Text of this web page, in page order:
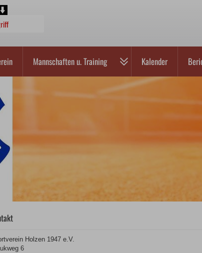
Mannschaften u. Training Kalender
Holzen 1947 e.V.
6